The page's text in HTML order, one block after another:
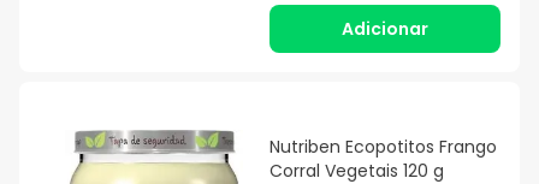
Adicionar
Nutriben Ecopotitos Frango
Corral Vegetais 120 g